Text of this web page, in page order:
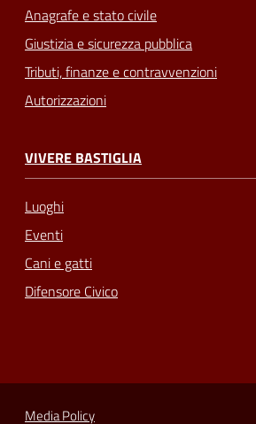
Anagrafe e stato civile
Giustizia e sicurezza pubblica
Tributi, finanze e contravvenzioni
Autorizzazioni
VIVERE BASTIGLIA
Luoghi
Eventi
Cani e gatti
Difensore Civico
Media Policy